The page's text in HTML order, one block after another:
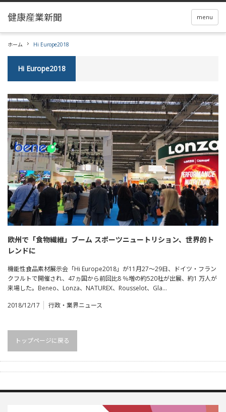
menu
ホーム Hi Europe2018
Hi Europe2018
欧州で「食物繊維」ブーム スポーツニュートリション、世界的ト
レンドに
機能性食品素材展示会「Hi Europe2018」が11月27～29日、ドイツ・フラン
クフルトで開催され、47ヵ国から前回比8 ％増の約520社が出展、約1 万人が
来場した。Beneo、Lonza、NATUREX、Rousselot、Gla…
2018/12/17
行政・業界ニュース
トップページに戻る